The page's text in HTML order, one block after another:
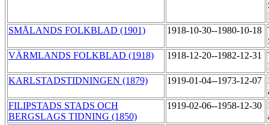
SMÅLANDS FOLKBLAD (1901)
1918-10-30--1980-10-18
VÄRMLANDS FOLKBLAD (1918)
1918-12-20--1982-12-31
KARLSTADSTIDNINGEN (1879)
1919-01-04--1973-12-07
FILIPSTADS STADS OCH
BERGSLAGS TIDNING (1850)
1919-02-06--1958-12-30